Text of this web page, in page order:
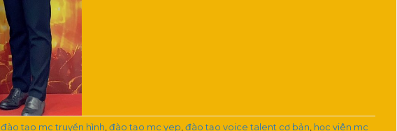
đào tạo mc truyền hình đào tạo mc yep đào tạo voice talent cơ bản học viên mc